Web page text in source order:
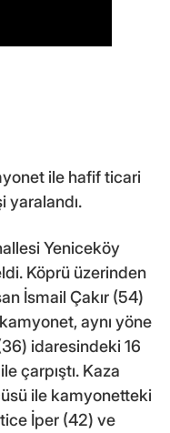
ile hafif ticari
yaralandı.
Yeniceköy
Köprü üzerinden
İsmail Çakır (54)
aynı yöne
idaresindeki 16
çarpıştı. Kaza
ile kamyonetteki
İper (42) ve